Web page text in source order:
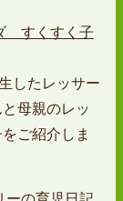
すくすく子
したレッサー
母親のレッ
ご紹介しま